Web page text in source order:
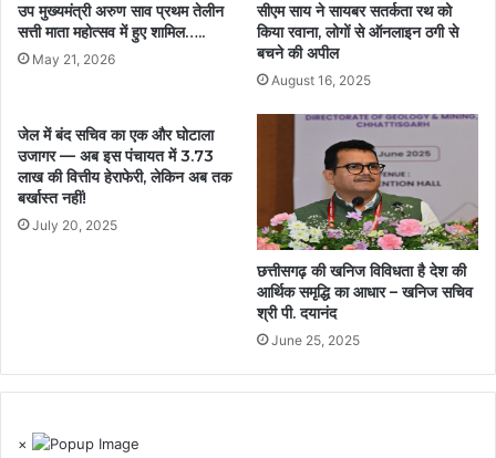
उप मुख्यमंत्री अरुण साव प्रथम तेलीन
सत्ती माता महोत्सव में हुए शामिल…..
May 21, 2026
सीएम साय ने सायबर सतर्कता रथ को
किया रवाना, लोगों से ऑनलाइन ठगी से
बचने की अपील
August 16, 2025
जेल में बंद सचिव का एक और घोटाला
उजागर — अब इस पंचायत में 3.73
लाख की वित्तीय हेराफेरी, लेकिन अब तक
बर्खास्त नहीं!
July 20, 2025
छत्तीसगढ़ की खनिज विविधता है देश की
आर्थिक समृद्धि का आधार – खनिज सचिव
श्री पी. दयानंद
June 25, 2025
×